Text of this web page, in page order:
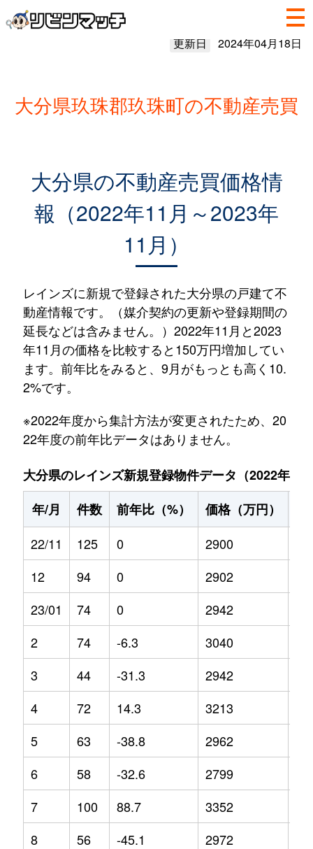
更新日 2024年04月18日
大分県玖珠郡玖珠町の不動産売買
大分県の不動産売買価格情
報（2022年11月～2023年
11月）
レインズに新規で登録された大分県の戸建て不
動産情報です。（媒介契約の更新や登録期間の
延長などは含みません。）2022年11月と2023
年11月の価格を比較すると150万円増加してい
ます。前年比をみると、9月がもっとも高く10.
2%です。
※2022年度から集計方法が変更されたため、20
22年度の前年比データはありません。
大分県のレインズ新規登録物件データ（2022年11
年/月
件数 前年比（%） 価格（万円）
22/11
125 0 2900
12
94 0 2902
23/01
74 0 2942
2
74 -6.3 3040
3
44 -31.3 2942
4
72 14.3 3213
5
63 -38.8 2962
6
58 -32.6 2799
7
100 88.7 3352
8
56 -45.1 2972